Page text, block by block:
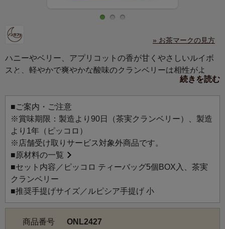
» お茶マークの見方
ハニーやベリー、アプリコットの香が甘くやさしいルイボ
スと、軽やかで爽やかな酸味のクランベリーは相性がよ
続きを読む
■ご案内・ご注意
※賞味期限：製造より90日（茶実クランベリー）、製造
より1年（ピッコロ）
※店舗受け取りサービス対象外商品です。
■原材料の一覧
■セット内容／ピッコロ ティーバッグ5個BOX入、茶実
クランベリー
■推奨手提げサイズ／ルピシア手提げ 小
商品番号
ONL2427